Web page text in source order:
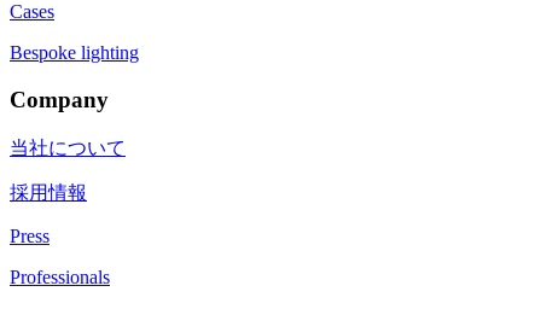
Cases
Bespoke lighting
Company
当社について
採用情報
Press
Professionals